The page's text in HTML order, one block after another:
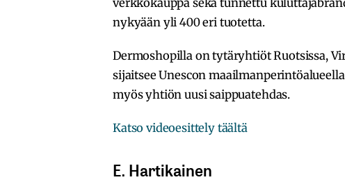
nykyään yli 400 eri tuotetta.
Dermoshopilla on tytäryhtiöt Ruotsissa,
sijaitsee Unescon
myös yhtiön uusi saippuatehdas.
Katso videoesittely täältä
E. Hartikainen